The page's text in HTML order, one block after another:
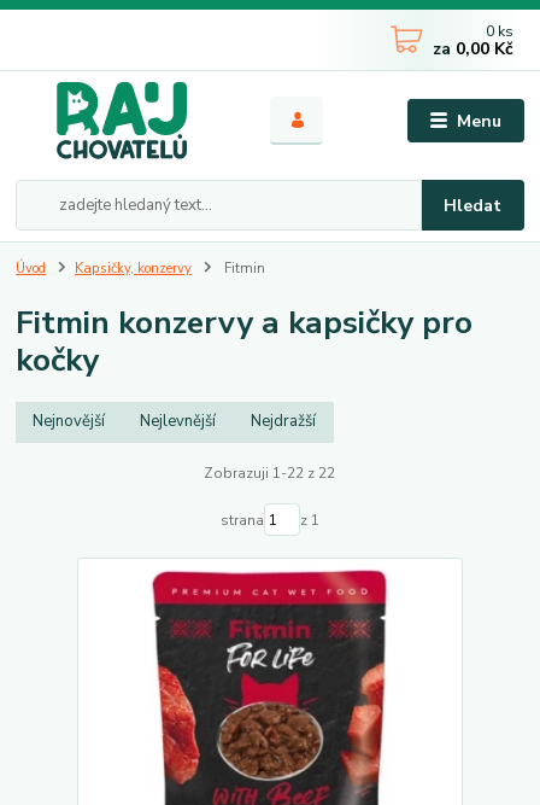
Menu
Hledat
0 ks
za 0,00 Kč
Úvod Kapsičky, konzervy Fitmin
Fitmin konzervy a kapsičky pro
kočky
Nejnovější Nejlevnější Nejdražší
Zobrazuji 1-22 z 22
strana z 1